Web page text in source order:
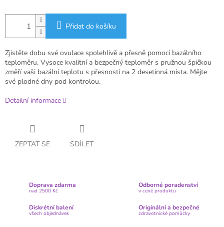
Přidat do košíku
Zjistěte dobu své ovulace spolehlivě a přesně pomocí bazálního
teploměru. Vysoce kvalitní a bezpečný teploměr s pružnou špičkou
změří vaši bazální teplotu s přesností na 2 desetinná místa. Mějte
své plodné dny pod kontrolou.
Detailní informace
ZEPTAT SE SDÍLET
Doprava zdarma
nad 2500 Kč
Odborné poradenství
v ceně produktu
Diskrétní balení
všech objednávek
Originální a bezpečné
zdravotnické pomůcky